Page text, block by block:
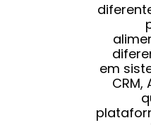
em
CRM,